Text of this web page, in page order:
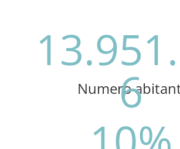
6
Numero